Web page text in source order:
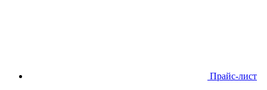
Прайс-лист